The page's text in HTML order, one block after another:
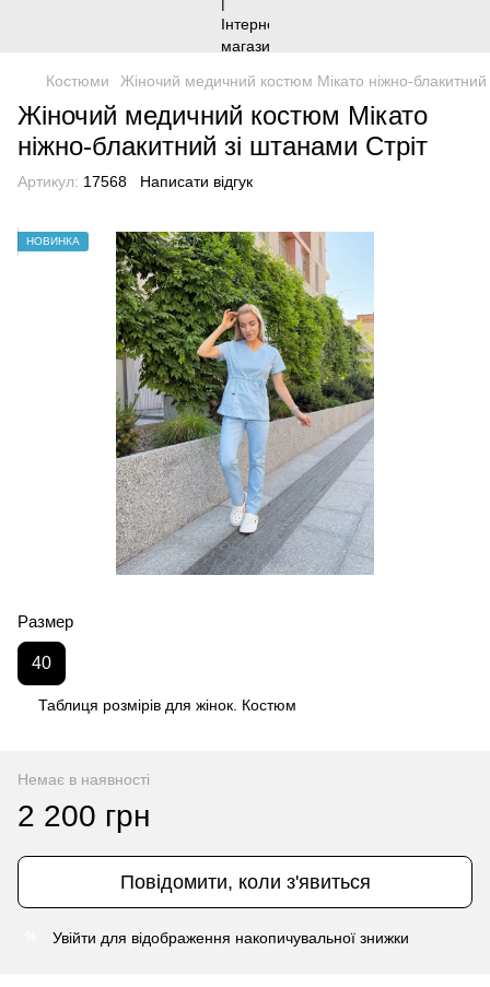
Костюми Жіночий медичний костюм Мікато ніжно-блакитний
Жіночий медичний костюм Мікато
ніжно-блакитний зі штанами Стріт
Артикул: 17568 Написати відгук
НОВИНКА
Размер
40
Таблиця розмірів для жінок. Костюм
Немає в наявності
2 200 грн
Повідомити, коли з'явиться
Увійти для відображення накопичувальної знижки